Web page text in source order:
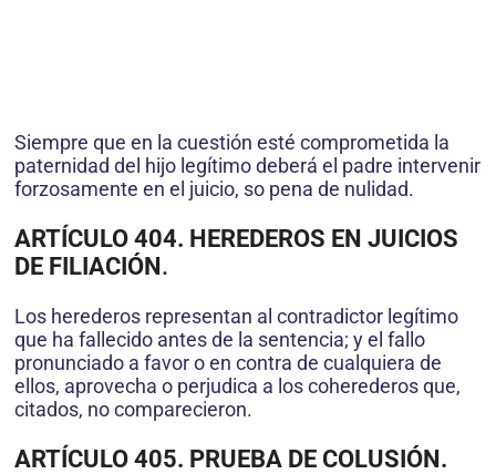
Siempre que en la cuestión esté comprometida la
paternidad del hijo legítimo deberá el padre intervenir
forzosamente en el juicio, so pena de nulidad.
ARTÍCULO 404. HEREDEROS EN JUICIOS
DE FILIACIÓN.
Los herederos representan al contradictor legítimo
que ha fallecido antes de la sentencia; y el fallo
pronunciado a favor o en contra de cualquiera de
ellos, aprovecha o perjudica a los coherederos que,
citados, no comparecieron.
ARTÍCULO 405. PRUEBA DE COLUSIÓN.